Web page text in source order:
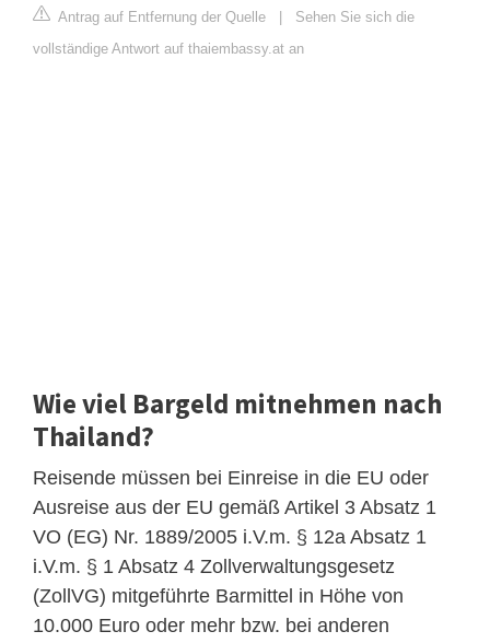
Antrag auf Entfernung der Quelle
Sehen Sie sich die
vollständige Antwort auf thaiembassy.at an
Wie viel Bargeld mitnehmen nach
Thailand?
Reisende müssen bei Einreise in die EU oder
Ausreise aus der EU gemäß Artikel 3 Absatz 1
VO (EG) Nr. 1889/2005 i.V.m. § 12a Absatz 1
i.V.m. § 1 Absatz 4 Zollverwaltungsgesetz
(ZollVG) mitgeführte Barmittel in Höhe von
10.000 Euro oder mehr bzw. bei anderen